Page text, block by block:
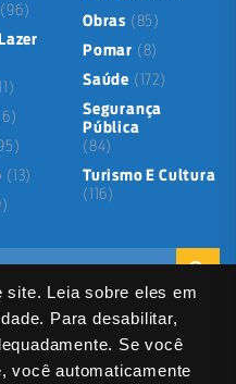
site. Leia sobre eles em
Para desabilitar,
Se você
você automaticamente
(96)
(13)
Obras (85)
Pomar (8)
Saúde (172)
Segurança
Pública
(84)
Turismo E Cultura
(116)
Termos de Uso